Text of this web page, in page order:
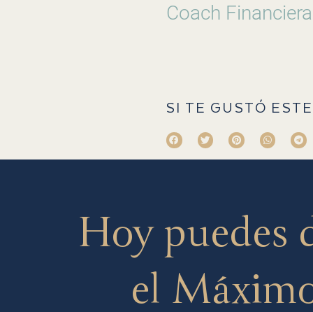
Coach
SI TE GUSTÓ
Hoy puedes
el